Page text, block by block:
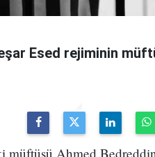
Esed rejiminin
Ahmed